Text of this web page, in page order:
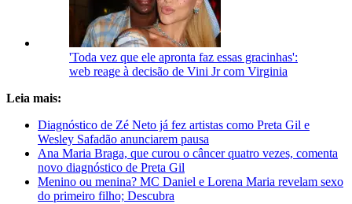
'Toda vez que ele apronta faz essas gracinhas':
web reage à decisão de Vini Jr com Virginia
Leia mais:
Diagnóstico de Zé Neto já fez artistas como Preta Gil e
Wesley Safadão anunciarem pausa
Ana Maria Braga, que curou o câncer quatro vezes, comenta
novo diagnóstico de Preta Gil
Menino ou menina? MC Daniel e Lorena Maria revelam sexo
do primeiro filho; Descubra